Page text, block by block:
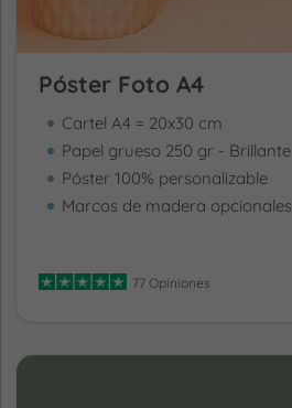
Póster Foto A4
Cartel A4 = 20x30 cm
Papel grueso 250 gr - Brillante
Póster 100% personalizable
Marcos de madera opcionales
77 Opiniones